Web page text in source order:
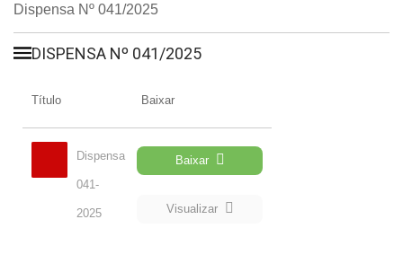
Dispensa Nº 041/2025
DISPENSA Nº 041/2025
Título Baixar
Dispensa
041-
2025
Baixar
Visualizar